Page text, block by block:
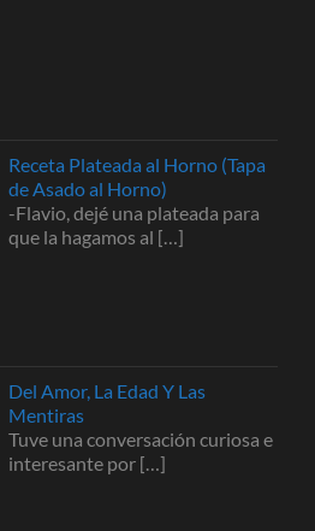
Receta Plateada al Horno (Tapa
de Asado al Horno)
-Flavio, dejé una plateada para
que la hagamos al […]
Del Amor, La Edad Y Las
Mentiras
Tuve una conversación curiosa e
interesante por […]